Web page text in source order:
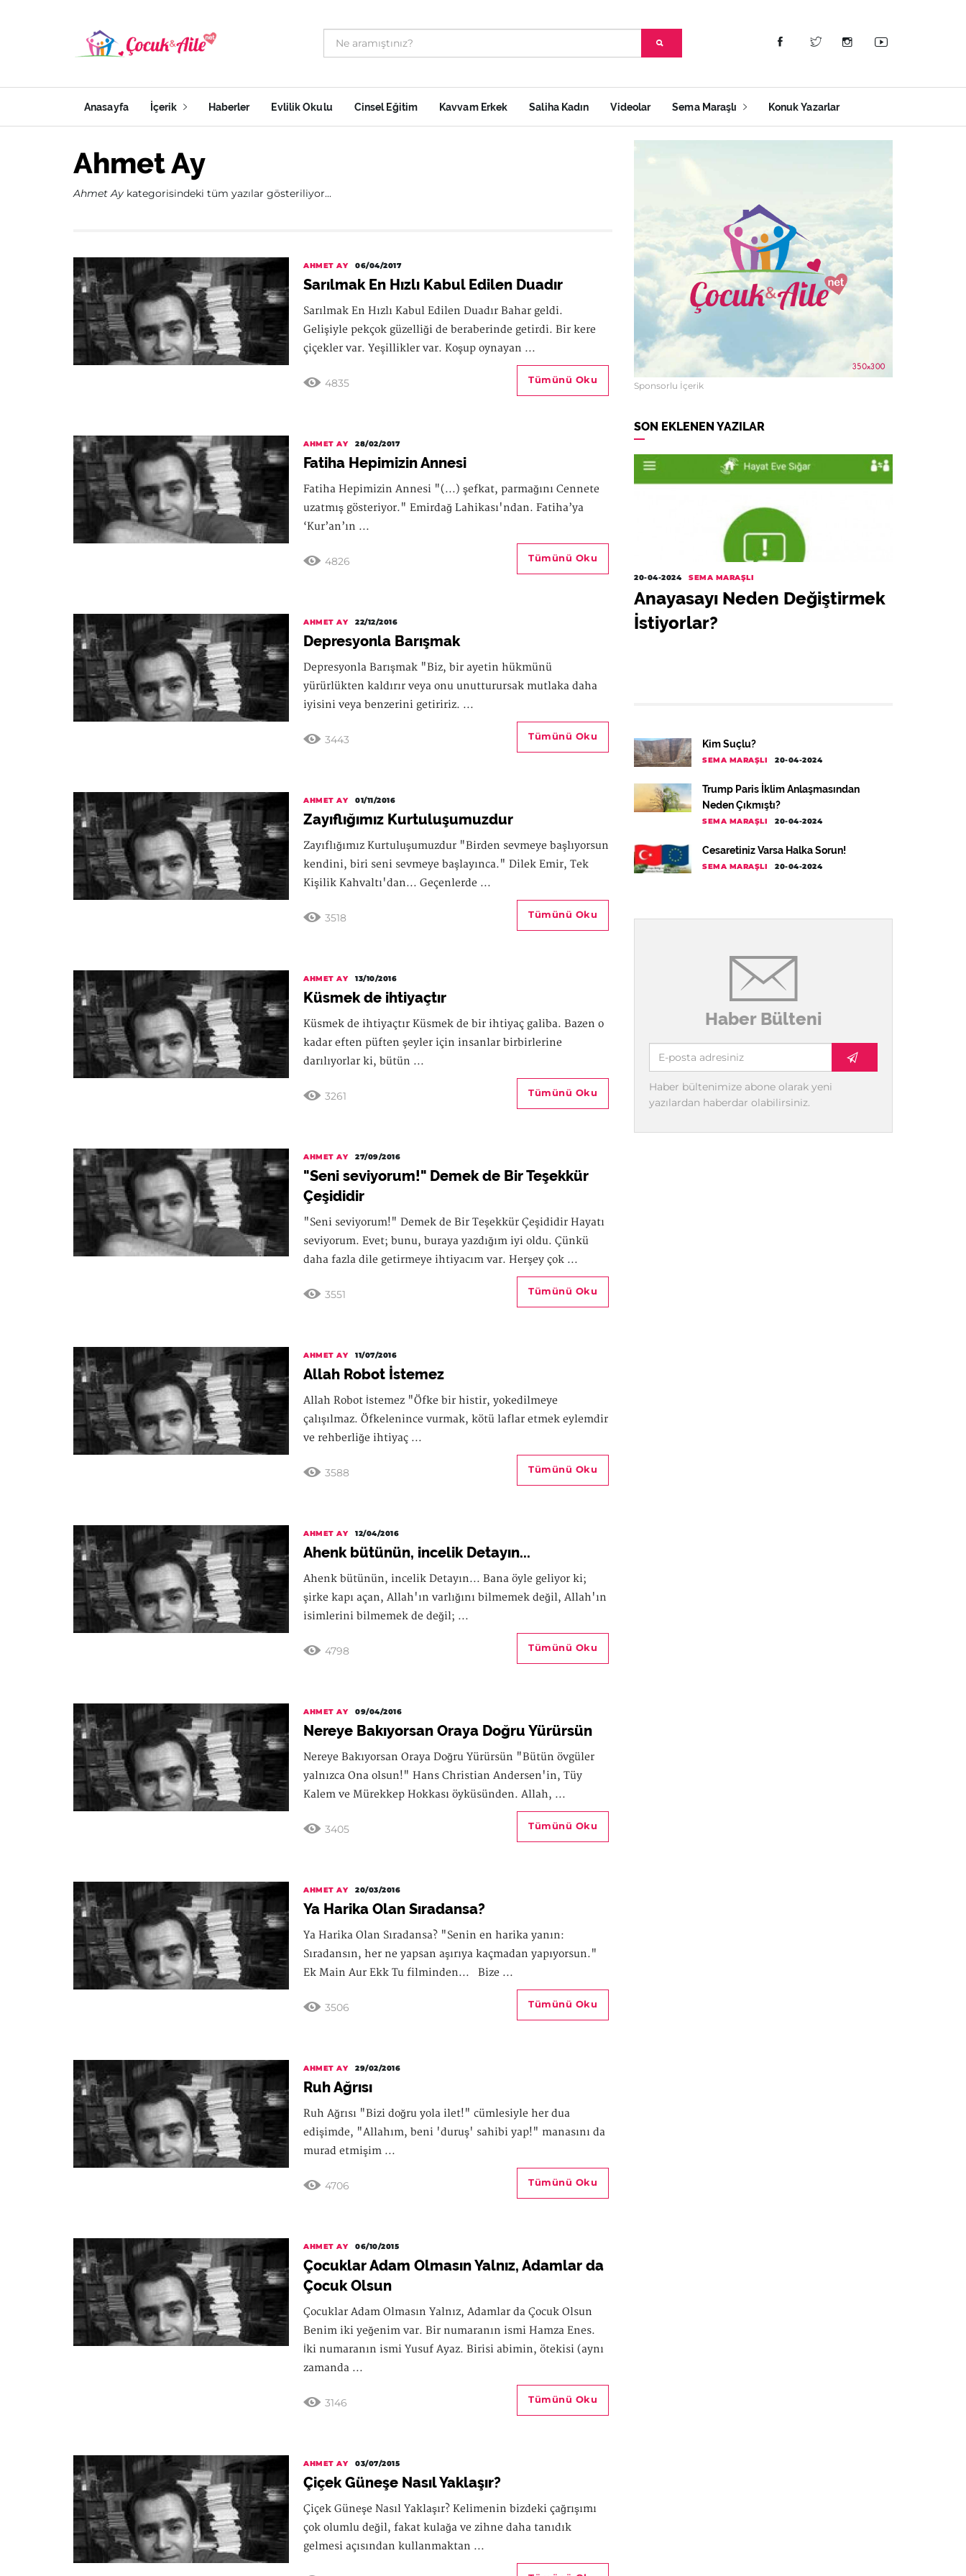
Anasayfa İçerik Haberler Evlilik Okulu Cinsel Eğitim Kavvam Erkek Saliha Kadın Videolar Sema Maraşlı Konuk Yazarlar
Ahmet Ay
Ahmet Ay kategorisindeki tüm yazılar gösteriliyor...
AHMET AY 06/04/2017
Sarılmak En Hızlı Kabul Edilen Duadır
Sarılmak En Hızlı Kabul Edilen Duadır Bahar geldi.
Gelişiyle pekçok güzelliği de beraberinde getirdi. Bir kere
çiçekler var. Yeşillikler var. Koşup oynayan ...
4835 Tümünü Oku
AHMET AY 28/02/2017
Fatiha Hepimizin Annesi
Fatiha Hepimizin Annesi "(...) şefkat, parmağını Cennete
uzatmış gösteriyor." Emirdağ Lahikası'ndan. Fatiha’ya
‘Kur’an’ın ...
4826 Tümünü Oku
AHMET AY 22/12/2016
Depresyonla Barışmak
Depresyonla Barışmak "Biz, bir ayetin hükmünü
yürürlükten kaldırır veya onu unutturursak mutlaka daha
iyisini veya benzerini getiririz. ...
3443 Tümünü Oku
AHMET AY 01/11/2016
Zayıflığımız Kurtuluşumuzdur
Zayıflığımız Kurtuluşumuzdur "Birden sevmeye başlıyorsun
kendini, biri seni sevmeye başlayınca." Dilek Emir, Tek
Kişilik Kahvaltı'dan... Geçenlerde ...
3518 Tümünü Oku
AHMET AY 13/10/2016
Küsmek de ihtiyaçtır
Küsmek de ihtiyaçtır Küsmek de bir ihtiyaç galiba. Bazen o
kadar eften püften şeyler için insanlar birbirlerine
darılıyorlar ki, bütün ...
3261 Tümünü Oku
AHMET AY 27/09/2016
"Seni seviyorum!" Demek de Bir Teşekkür
Çeşididir
"Seni seviyorum!" Demek de Bir Teşekkür Çeşididir Hayatı
seviyorum. Evet; bunu, buraya yazdığım iyi oldu. Çünkü
daha fazla dile getirmeye ihtiyacım var. Herşey çok ...
3551 Tümünü Oku
AHMET AY 11/07/2016
Allah Robot İstemez
Allah Robot İstemez "Öfke bir histir, yokedilmeye
çalışılmaz. Öfkelenince vurmak, kötü laflar etmek eylemdir
ve rehberliğe ihtiyaç ...
3588 Tümünü Oku
AHMET AY 12/04/2016
Ahenk bütünün, incelik Detayın...
Ahenk bütünün, incelik Detayın... Bana öyle geliyor ki;
şirke kapı açan, Allah'ın varlığını bilmemek değil, Allah'ın
isimlerini bilmemek de değil; ...
4798 Tümünü Oku
AHMET AY 09/04/2016
Nereye Bakıyorsan Oraya Doğru Yürürsün
Nereye Bakıyorsan Oraya Doğru Yürürsün "Bütün övgüler
yalnızca Ona olsun!" Hans Christian Andersen'in, Tüy
Kalem ve Mürekkep Hokkası öyküsünden. Allah, ...
3405 Tümünü Oku
AHMET AY 20/03/2016
Ya Harika Olan Sıradansa?
Ya Harika Olan Sıradansa? "Senin en harika yanın:
Sıradansın, her ne yapsan aşırıya kaçmadan yapıyorsun."
Ek Main Aur Ekk Tu filminden... Bize ...
3506 Tümünü Oku
AHMET AY 29/02/2016
Ruh Ağrısı
Ruh Ağrısı "Bizi doğru yola ilet!" cümlesiyle her dua
edişimde, "Allahım, beni 'duruş' sahibi yap!" manasını da
murad etmişim ...
4706 Tümünü Oku
AHMET AY 06/10/2015
Çocuklar Adam Olmasın Yalnız, Adamlar da
Çocuk Olsun
Çocuklar Adam Olmasın Yalnız, Adamlar da Çocuk Olsun
Benim iki yeğenim var. Bir numaranın ismi Hamza Enes.
İki numaranın ismi Yusuf Ayaz. Birisi abimin, ötekisi (aynı
zamanda ...
3146 Tümünü Oku
AHMET AY 03/07/2015
Çiçek Güneşe Nasıl Yaklaşır?
Çiçek Güneşe Nasıl Yaklaşır? Kelimenin bizdeki çağrışımı
çok olumlu değil, fakat kulağa ve zihne daha tanıdık
gelmesi açısından kullanmaktan ...
Sponsorlu İçerik
SON EKLENEN YAZILAR
20-04-2024 SEMA MARAŞLI
Anayasayı Neden Değiştirmek
İstiyorlar?
Kim Suçlu?
SEMA MARAŞLI 20-04-2024
Trump Paris İklim Anlaşmasından
Neden Çıkmıştı?
SEMA MARAŞLI 20-04-2024
Cesaretiniz Varsa Halka Sorun!
SEMA MARAŞLI 20-04-2024
Haber Bülteni
Haber bültenimize abone olarak yeni
yazılardan haberdar olabilirsiniz.